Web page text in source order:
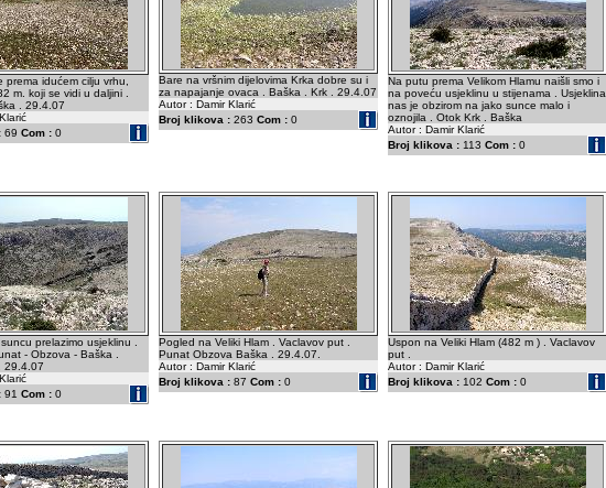
prema idućem cilju vrhu,
m. koji se vidi u daljini .
. 29.4.07
69 Com : 0
Bare na vršnim dijelovima Krka dobre su i
za napajanje ovaca . Baška . Krk . 29.4.07
Autor : Damir Klarić
Broj klikova : 263 Com : 0
Na putu prema Velikom Hlamu naišli smo i
na poveću usjeklinu u stijenama . Usjeklina
nas je obzirom na jako sunce malo i
oznojila . Otok Krk . Baška
Autor : Damir Klarić
Broj klikova : 113 Com : 0
prelazimo usjeklinu .
- Obzova - Baška .
29.4.07
91 Com : 0
Pogled na Veliki Hlam . Vaclavov put .
Punat Obzova Baška . 29.4.07.
Autor : Damir Klarić
Broj klikova : 87 Com : 0
Uspon na Veliki Hlam (482 m ) . Vaclavov
put .
Autor : Damir Klarić
Broj klikova : 102 Com : 0